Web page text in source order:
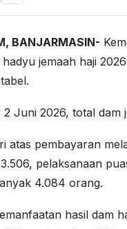
BANJARMASIN-
jemaah haji
Juni 2026, total dam
atas pembayaran
pelaksanaan
4.084 orang.
hasil dam